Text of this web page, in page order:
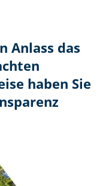
Anlass das
haben Sie